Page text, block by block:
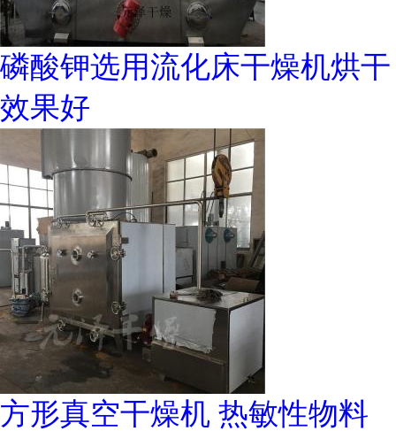
磷酸钾选用流化床干燥机烘干
效果好
方形真空干燥机 热敏性物料